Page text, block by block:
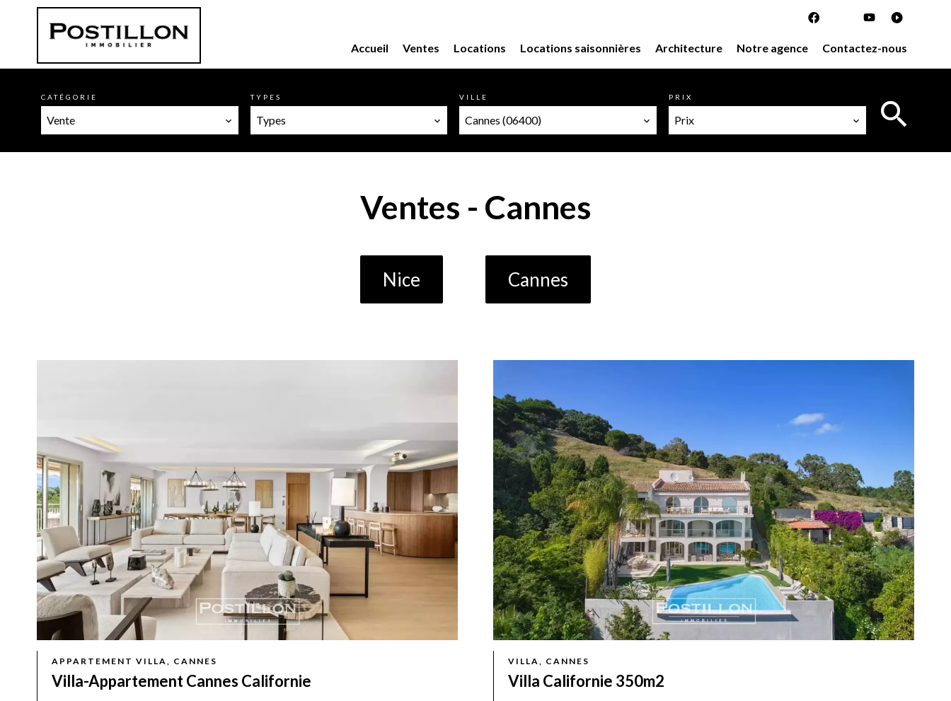
Accueil Ventes Locations Locations saisonnières Architecture Notre agence Contactez-nous
CATÉGORIE
Vente
TYPES
Types
VILLE
Cannes (06400)
PRIX
Prix
Ventes - Cannes
Nice Cannes
APPARTEMENT VILLA, CANNES
Villa-Appartement Cannes Californie
VILLA, CANNES
Villa Californie 350m2